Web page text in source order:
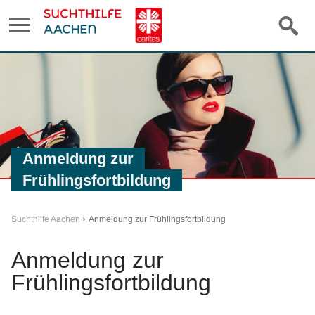
Anmeldung zur
Frühlingsfortbildung
Suchthilfe Aachen Anmeldung zur Frühlingsfortbildung
Anmeldung zur
Frühlingsfortbildung